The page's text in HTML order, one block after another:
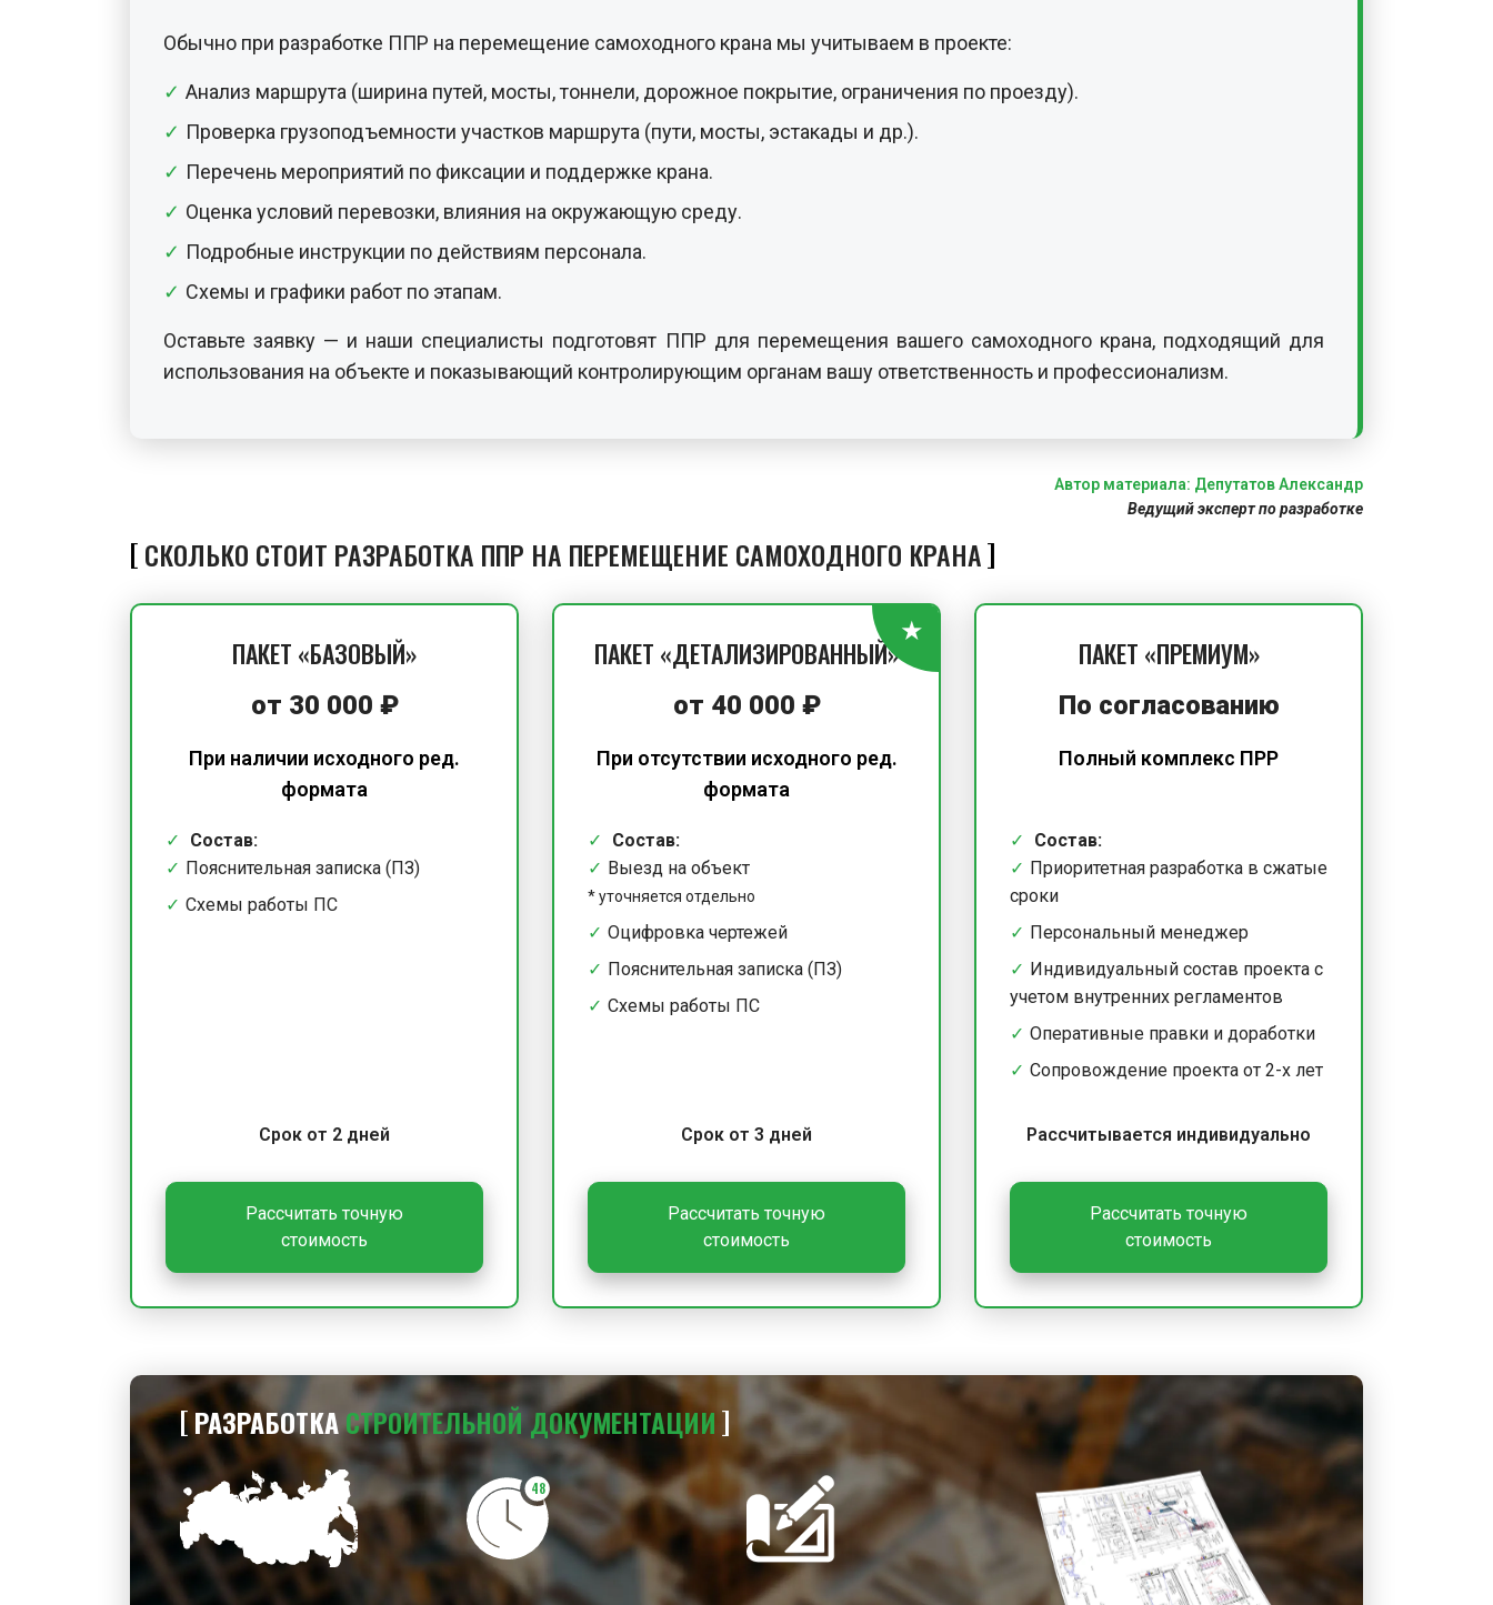
Обычно при разработке ППР на перемещение самоходного крана мы учитываем в проекте:
Анализ маршрута (ширина путей, мосты, тоннели, дорожное покрытие, ограничения по проезду).
Проверка грузоподъемности участков маршрута (пути, мосты, эстакады и др.).
Перечень мероприятий по фиксации и поддержке крана.
Оценка условий перевозки, влияния на окружающую среду.
Подробные инструкции по действиям персонала.
Схемы и графики работ по этапам.
Оставьте заявку — и наши специалисты подготовят ППР для перемещения вашего самоходного крана, подходящий для
использования на объекте и показывающий контролирующим органам вашу ответственность и профессионализм.
Автор материала: Депутатов Александр
Ведущий эксперт по разработке
СКОЛЬКО СТОИТ РАЗРАБОТКА ППР НА ПЕРЕМЕЩЕНИЕ САМОХОДНОГО КРАНА
ПАКЕТ «БАЗОВЫЙ»
от 30 000 ₽
При наличии исходного ред.
формата
Состав:
Пояснительная записка (ПЗ)
Схемы работы ПС
Срок от 2 дней
Рассчитать точную
стоимость
ПАКЕТ «ДЕТАЛИЗИРОВАННЫЙ»
от 40 000 ₽
При отсутствии исходного ред.
формата
Состав:
Выезд на объект
*уточняется отдельно
Оцифровка чертежей
Пояснительная записка (ПЗ)
Схемы работы ПС
Срок от 3 дней
Рассчитать точную
стоимость
ПАКЕТ «ПРЕМИУМ»
По согласованию
Полный комплекс ПРР
Состав:
Приоритетная разработка в сжатые
сроки
Персональный менеджер
Индивидуальный состав проекта с
учетом внутренних регламентов
Оперативные правки и доработки
Сопровождение проекта от 2-х лет
Рассчитывается индивидуально
Рассчитать точную
стоимость
РАЗРАБОТКАСТРОИТЕЛЬНОЙ ДОКУМЕНТАЦИИ
48